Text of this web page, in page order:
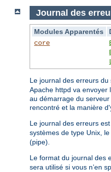
Journal des
Modules Apparentés
core
Le journal des erreurs
Apache httpd va envoyer
au démarrage du
rencontré et la manière
Le journal des erreurs
systèmes de type Unix,
(pipe).
Le format du journal des
sera utilisé si vous n’en